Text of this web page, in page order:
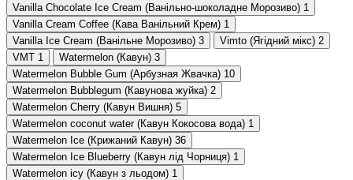
Vanilla Chocolate Ice Cream (Ванільно-шоколадне Морозиво) 1
Vanilla Cream Coffee (Кава Ванільний Крем) 1
Vanilla Ice Cream (Ванільне Морозиво) 3 Vimto (Ягідний мікс) 2
VMT 1 Watermelon (Кавун) 3
Watermelon Bubble Gum (Арбузная Жвачка) 10
Watermelon Bubblegum (Кавунова жуйка) 2
Watermelon Cherry (Кавун Вишня) 5
Watermelon coconut water (Кавун Кокосова вода) 1
Watermelon Ice (Крижаний Кавун) 36
Watermelon Ice Blueberry (Кавун лід Чорниця) 1
Watermelon icy (Кавун з льодом) 1